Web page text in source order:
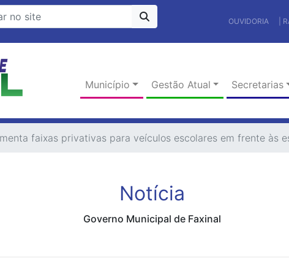
OUVIDORIA |
Município Gestão Atual Secretarias
faixas privativas para veículos escolares em frente às
Notícia
Governo Municipal de Faxinal